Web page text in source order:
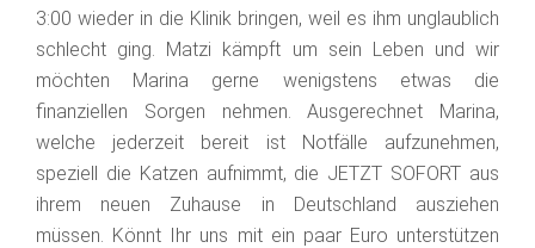
3:00 wieder in die Klinik bringen, weil es ihm unglaublich
schlecht ging. Matzi kämpft um sein Leben und wir
möchten Marina gerne wenigstens etwas die
finanziellen Sorgen nehmen. Ausgerechnet Marina,
welche jederzeit bereit ist Notfälle aufzunehmen,
speziell die Katzen aufnimmt, die JETZT SOFORT aus
ihrem neuen Zuhause in Deutschland ausziehen
müssen. Könnt Ihr uns mit ein paar Euro unterstützen